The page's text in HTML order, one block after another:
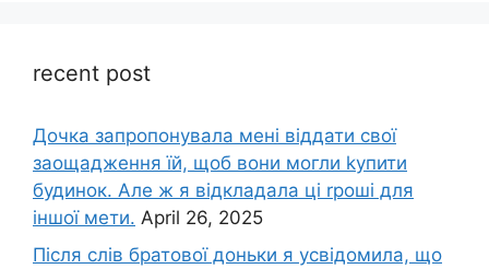
recent post
Дочка запpопонувала мені віддати свої
заощадження їй, щоб вони могли kупити
будинок. Але ж я відкладала ці rроші для
іншої мети. April 26, 2025
Після слів братової доньки я усвідомила, що